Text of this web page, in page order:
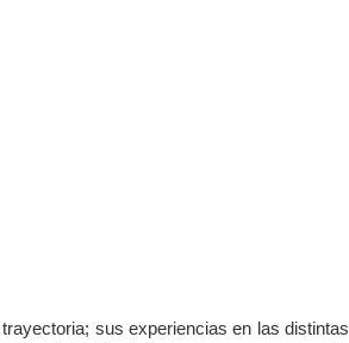
sus experiencias en las distintas